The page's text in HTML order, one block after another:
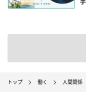
トップ 働く 人間関係